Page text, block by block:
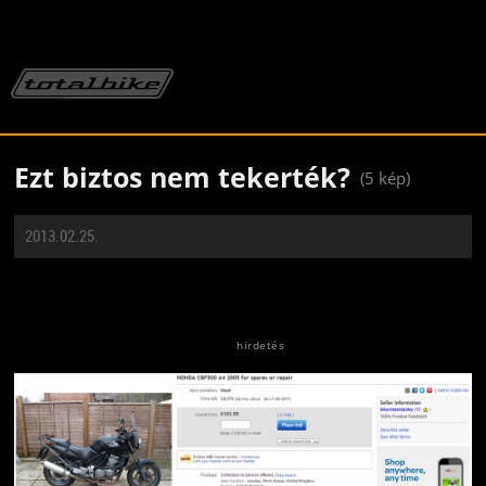
Ezt biztos nem tekerték? (5 kép)
2013.02.25.
Jön még kép!